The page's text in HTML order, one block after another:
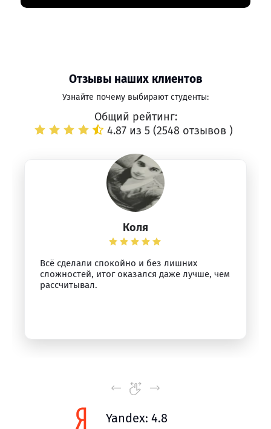
Отзывы наших клиентов
Узнайте почему выбирают студенты:
Общий рейтинг:
4.87 из 5 (2548 отзывов )
Коля
Всё сделали спокойно и без лишних
сложностей, итог оказался даже лучше, чем
рассчитывал.
Yandex: 4.8